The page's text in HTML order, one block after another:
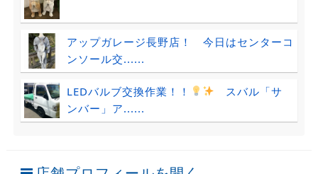
アップガレージ長野店！ 今日はセンターコ
ンソール交......
LEDバルブ交換作業！！
スバル「サ
ンバー」ア......